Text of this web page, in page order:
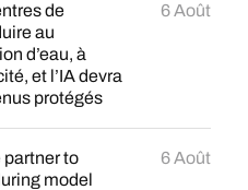
de
au
d’eau, à
et l’IA devra
protégés
6 Août
partner to
model
6 Août